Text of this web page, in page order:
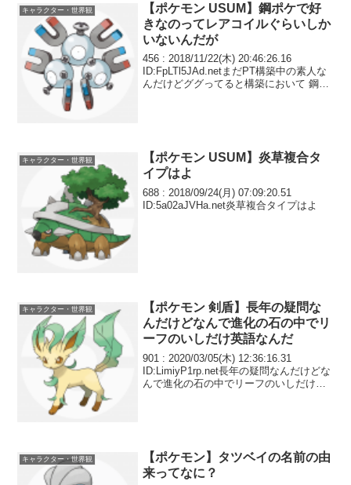
キャラクター・世界観
【ポケモン USUM】鋼ポケで好
きなのってレアコイルぐらいしか
いないんだが
456 : 2018/11/22(木) 20:46:26.16
ID:FpLTl5JAd.netまだPT構築中の素人な
んだけどググってると構築において 鋼枠
キャラクター・世界観
【ポケモン USUM】炎草複合タ
イプはよ
688 : 2018/09/24(月) 07:09:20.51
ID:5a02aJVHa.net炎草複合タイプはよ
キャラクター・世界観
【ポケモン 剣盾】長年の疑問な
んだけどなんで進化の石の中でリ
ーフのいしだけ英語なんだ
901 : 2020/03/05(木) 12:36:16.31
ID:LimiyP1rp.net長年の疑問なんだけどな
んで進化の石の中でリーフのいしだけ英
キャラクター・世界観
【ポケモン】タツベイの名前の由
来ってなに？